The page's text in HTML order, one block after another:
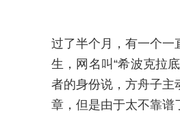
过了半个月，有一个一
生，网名叫“希波克拉
者的身份说，方舟子主
章，但是由于太不靠谱